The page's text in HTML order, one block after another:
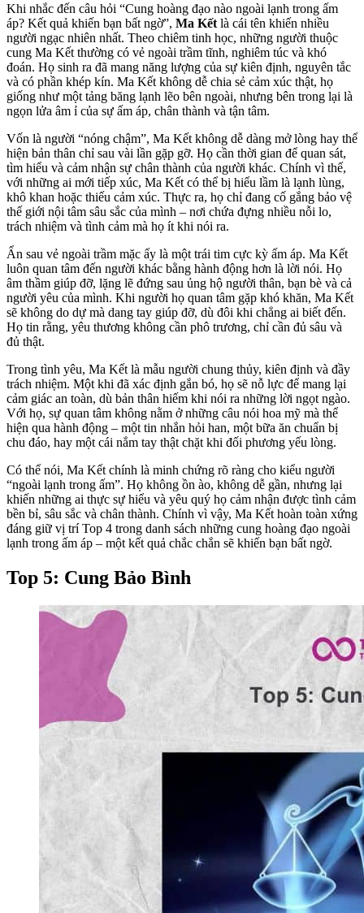
Khi nhắc đến câu hỏi “Cung hoàng đạo nào ngoài lạnh trong ấm
áp? Kết quả khiến bạn bất ngờ”, Ma Kết là cái tên khiến nhiều
người ngạc nhiên nhất. Theo chiêm tinh học, những người thuộc
cung Ma Kết thường có vẻ ngoài trầm tĩnh, nghiêm túc và khó
đoán. Họ sinh ra đã mang năng lượng của sự kiên định, nguyên tắc
và có phần khép kín. Ma Kết không dễ chia sẻ cảm xúc thật, họ
giống như một tảng băng lạnh lẽo bên ngoài, nhưng bên trong lại là
ngọn lửa âm ỉ của sự ấm áp, chân thành và tận tâm.
Vốn là người “nóng chậm”, Ma Kết không dễ dàng mở lòng hay thể
hiện bản thân chỉ sau vài lần gặp gỡ. Họ cần thời gian để quan sát,
tìm hiểu và cảm nhận sự chân thành của người khác. Chính vì thế,
với những ai mới tiếp xúc, Ma Kết có thể bị hiểu lầm là lạnh lùng,
khô khan hoặc thiếu cảm xúc. Thực ra, họ chỉ đang cố gắng bảo vệ
thế giới nội tâm sâu sắc của mình – nơi chứa đựng nhiều nỗi lo,
trách nhiệm và tình cảm mà họ ít khi nói ra.
Ẩn sau vẻ ngoài trầm mặc ấy là một trái tim cực kỳ ấm áp. Ma Kết
luôn quan tâm đến người khác bằng hành động hơn là lời nói. Họ
âm thầm giúp đỡ, lặng lẽ đứng sau ủng hộ người thân, bạn bè và cả
người yêu của mình. Khi người họ quan tâm gặp khó khăn, Ma Kết
sẽ không do dự mà dang tay giúp đỡ, dù đôi khi chẳng ai biết đến.
Họ tin rằng, yêu thương không cần phô trương, chỉ cần đủ sâu và
đủ thật.
Trong tình yêu, Ma Kết là mẫu người chung thủy, kiên định và đầy
trách nhiệm. Một khi đã xác định gắn bó, họ sẽ nỗ lực để mang lại
cảm giác an toàn, dù bản thân hiếm khi nói ra những lời ngọt ngào.
Với họ, sự quan tâm không nằm ở những câu nói hoa mỹ mà thể
hiện qua hành động – một tin nhắn hỏi han, một bữa ăn chuẩn bị
chu đáo, hay một cái nắm tay thật chặt khi đối phương yếu lòng.
Có thể nói, Ma Kết chính là minh chứng rõ ràng cho kiểu người
“ngoài lạnh trong ấm”. Họ không ồn ào, không dễ gần, nhưng lại
khiến những ai thực sự hiểu và yêu quý họ cảm nhận được tình cảm
bền bỉ, sâu sắc và chân thành. Chính vì vậy, Ma Kết hoàn toàn xứng
đáng giữ vị trí Top 4 trong danh sách những cung hoàng đạo ngoài
lạnh trong ấm áp – một kết quả chắc chắn sẽ khiến bạn bất ngờ.
Top 5: Cung Bảo Bình